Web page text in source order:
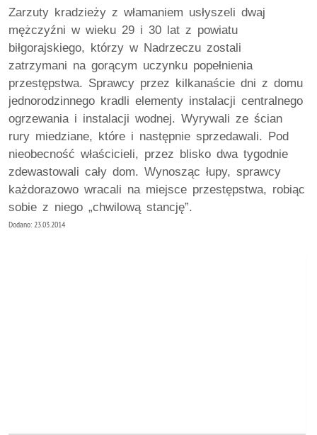
Zarzuty kradzieży z włamaniem usłyszeli dwaj
mężczyźni w wieku 29 i 30 lat z powiatu
biłgorajskiego, którzy w Nadrzeczu zostali
zatrzymani na gorącym uczynku popełnienia
przestępstwa. Sprawcy przez kilkanaście dni z domu
jednorodzinnego kradli elementy instalacji centralnego
ogrzewania i instalacji wodnej. Wyrywali ze ścian
rury miedziane, które i następnie sprzedawali. Pod
nieobecność właścicieli, przez blisko dwa tygodnie
zdewastowali cały dom. Wynosząc łupy, sprawcy
każdorazowo wracali na miejsce przestępstwa, robiąc
sobie z niego „chwilową stancję”.
Dodano: 23.03.2014